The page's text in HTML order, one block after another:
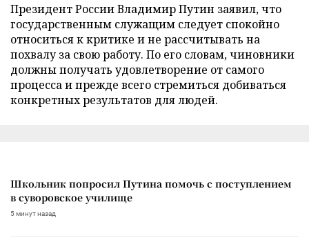
Президент России Владимир Путин заявил, что
государственным служащим следует спокойно
относиться к критике и не рассчитывать на
похвалу за свою работу. По его словам, чиновники
должны получать удовлетворение от самого
процесса и прежде всего стремиться добиваться
конкретных результатов для людей.
Школьник попросил Путина помочь с поступлением
в суворовское училище
5 минут назад